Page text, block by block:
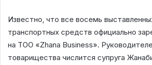
Известно, что все восемь
транспортных средств официально
на ТОО «Zhana Business».
товарищества числится супруга